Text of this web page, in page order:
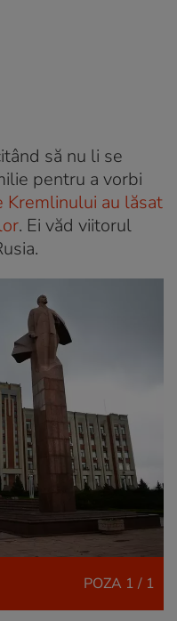
să nu li se
pentru a vorbi
Kremlinului au lăsat
. Ei văd viitorul
POZA 1 / 1